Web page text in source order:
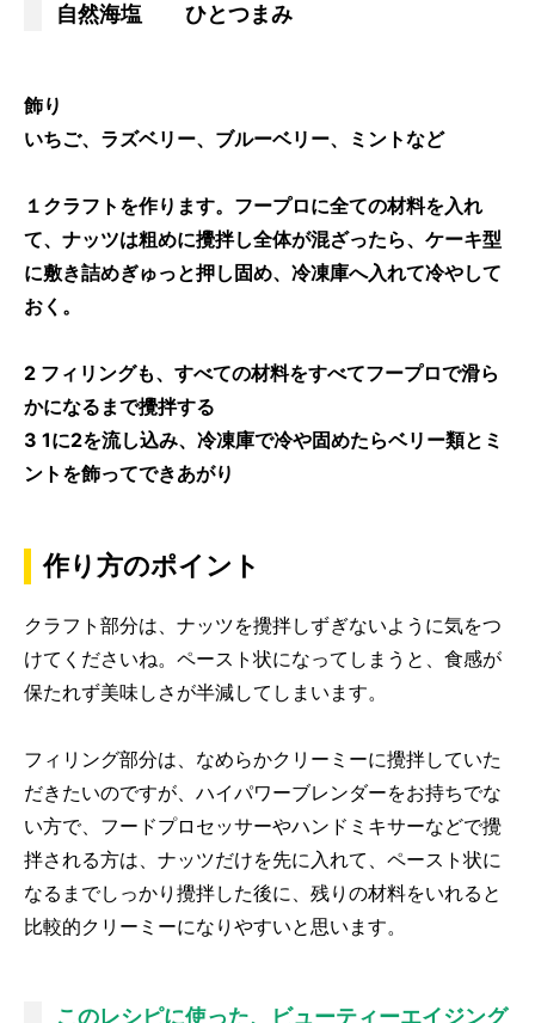
自然海塩 ひとつまみ
飾り
いちご、ラズベリー、ブルーベリー、ミントなど
１クラフトを作ります。フープロに全ての材料を入れ
て、ナッツは粗めに攪拌し全体が混ざったら、ケーキ型
に敷き詰めぎゅっと押し固め、冷凍庫へ入れて冷やして
おく。
2 フィリングも、すべての材料をすべてフープロで滑ら
かになるまで攪拌する
3 1に2を流し込み、冷凍庫で冷や固めたらベリー類とミ
ントを飾ってできあがり
作り方のポイント
クラフト部分は、ナッツを攪拌しずぎないように気をつ
けてくださいね。ペースト状になってしまうと、食感が
保たれず美味しさが半減してしまいます。
フィリング部分は、なめらかクリーミーに攪拌していた
だきたいのですが、ハイパワーブレンダーをお持ちでな
い方で、フードプロセッサーやハンドミキサーなどで攪
拌される方は、ナッツだけを先に入れて、ペースト状に
なるまでしっかり攪拌した後に、残りの材料をいれると
比較的クリーミーになりやすいと思います。
このレシピに使った、ビューティーエイジング